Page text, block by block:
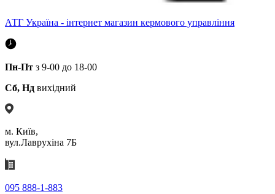
АТГ Україна - інтернет магазин кермового управління
Пн-Пт з 9-00 до 18-00
Сб, Нд вихідний
м. Київ,
вул.Лаврухіна 7Б
095 888-1-883